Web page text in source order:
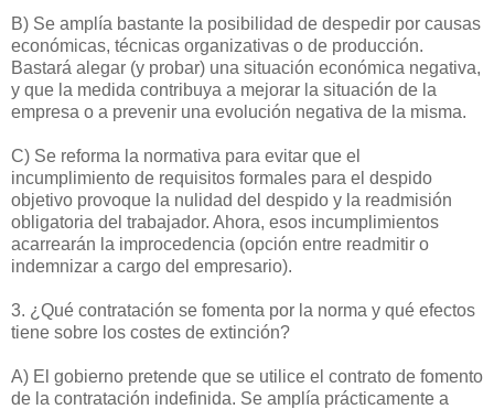
B) Se amplía bastante la posibilidad de despedir por causas
económicas, técnicas organizativas o de producción.
Bastará alegar (y probar) una situación económica negativa,
y que la medida contribuya a mejorar la situación de la
empresa o a prevenir una evolución negativa de la misma.
C) Se reforma la normativa para evitar que el
incumplimiento de requisitos formales para el despido
objetivo provoque la nulidad del despido y la readmisión
obligatoria del trabajador. Ahora, esos incumplimientos
acarrearán la improcedencia (opción entre readmitir o
indemnizar a cargo del empresario).
3. ¿Qué contratación se fomenta por la norma y qué efectos
tiene sobre los costes de extinción?
A) El gobierno pretende que se utilice el contrato de fomento
de la contratación indefinida. Se amplía prácticamente a